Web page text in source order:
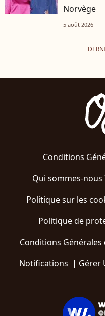
Norvège
5 août 2026
Conditions
Qui sommes-nous
Politique sur les
Politique de
Conditions
Notifications | Gérer